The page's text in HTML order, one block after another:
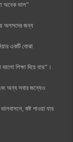
অনেক ভাল”
অলসদের জন্য
একটি বোঝা
শিক্ষা দিয়ে যায়”।
অন্য সবার জন্যেও
কষ্ট পাওয়া যায়